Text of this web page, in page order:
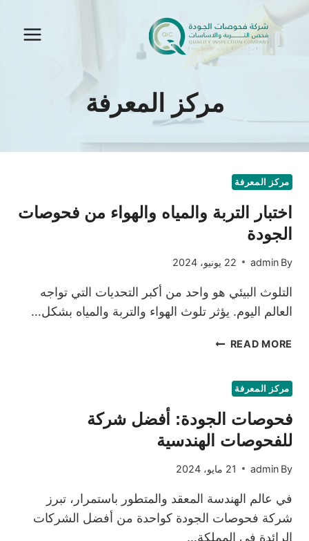
content
مركز المعرفة
مركز المعرفة
اختبار التربة والمياه والهواء من فحوصات
الجودة
By
admin 22 يونيو، 2024
التلوث البيئي هو واحد من أكبر التحديات التي تواجه
العالم اليوم. يؤثر تلوث الهواء والتربة والمياه بشكل…
READ MORE اختبار
فحوصات
الجودة
مركز المعرفة
فحوصات الجودة: أفضل شركة
للفحوصات الهندسية
By
admin 21 مايو، 2024
في عالم الهندسة المعقد والمتطور باستمرار، تبرز
شركة فحوصات الجودة كواحدة من أفضل الشركات
الرائدة في المملكة…